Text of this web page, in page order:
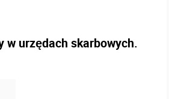
w urzędach skarbowych.